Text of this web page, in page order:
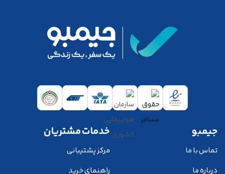
جیمبو
تماس با ما
درباره ما
خدمات مشتریان
مرکز پشتیبانی
راهنمای خرید